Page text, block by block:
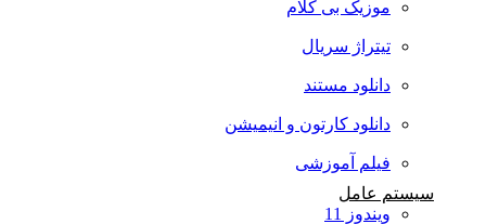
موزیک بی کلام
تیتراژ سریال
دانلود مستند
دانلود کارتون و انیمیشن
فیلم آموزشی
سیستم عامل
ویندوز 11